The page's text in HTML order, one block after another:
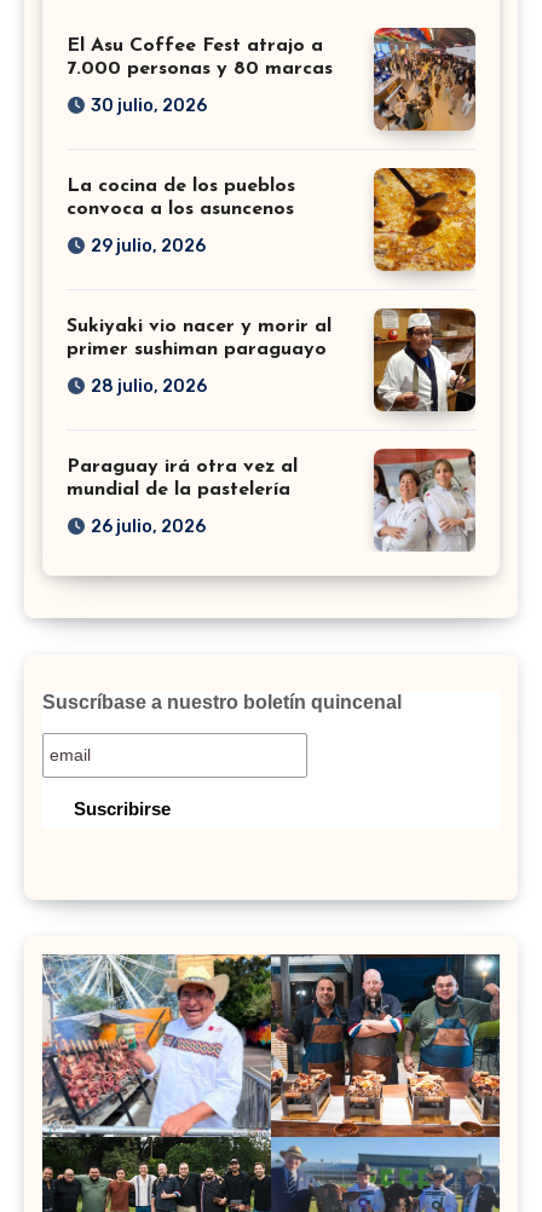
El Asu Coffee Fest atrajo a
7.000 personas y 80 marcas
30 julio, 2026
La cocina de los pueblos
convoca a los asuncenos
29 julio, 2026
Sukiyaki vio nacer y morir al
primer sushiman paraguayo
28 julio, 2026
Paraguay irá otra vez al
mundial de la pastelería
26 julio, 2026
Suscríbase a nuestro boletín quincenal